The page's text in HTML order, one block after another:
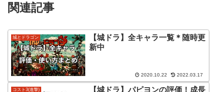
関連記事
城とドラゴン
【城ドラ】全キャラ一覧＊随時更
新中
2020.10.22 2022.03.17
コスト3(進撃)
【城ドラ】パピヨンの評価！成長